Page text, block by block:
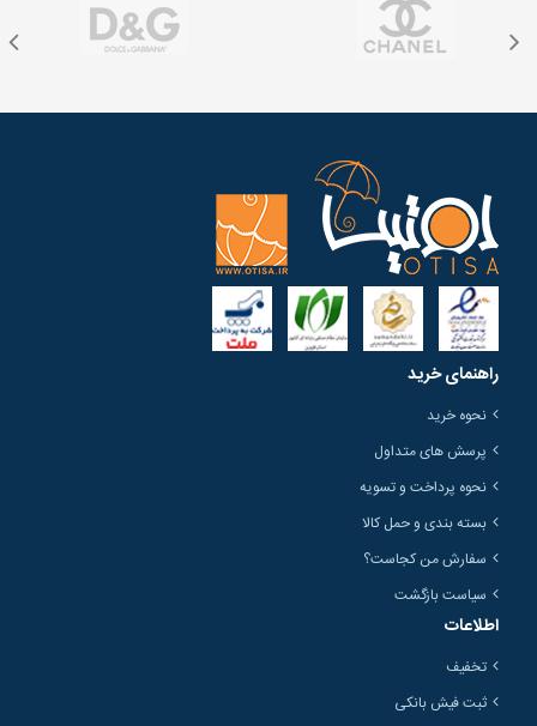
راهنمای خرید
نحوه خرید
پرسش های متداول
نحوه پرداخت و تسویه
بسته بندی و حمل کالا
سفارش من کجاست؟
سیاست بازگشت
اطلاعات
تخفیف
ثبت فیش بانکی